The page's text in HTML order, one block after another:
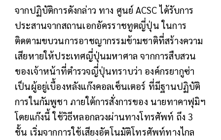
จากปฏิบัติการดังกล่าว ทาง ศูนย์ ACSC ได้รับการ
ประสานจากสถานเอกอัครราชทูตญี่ปุ่น ในการ
ติดตามขบวนการอาชญากรรมข้ามชาติที่สร้างความ
เสียหายให้ประเทศญี่ปุ่นมหาศาล จากการสืบสวน
ของเจ้าหน้าที่ตำรวจญี่ปุ่นทราบว่า องค์กรยากูซ่า
เป็นผู้อยู่เบื้องหลังแก๊งคอลเซ็นเตอร์ ที่มีฐานปฏิบัติ
การในกัมพูชา ภายใต้การสั่งการของ นายทาคาฟุมิฯ
โดยแก๊งนี้ ใช้วิธีหลอกลวงผ่านทางโทรศัพท์ ถึง 3
ชั้น เริ่มจากการใช้เสียงอัตโนมัติโทรศัพท์ทางไกล